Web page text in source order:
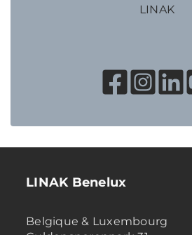
LINAK
LINAK Benelux
Belgique & Luxembourg